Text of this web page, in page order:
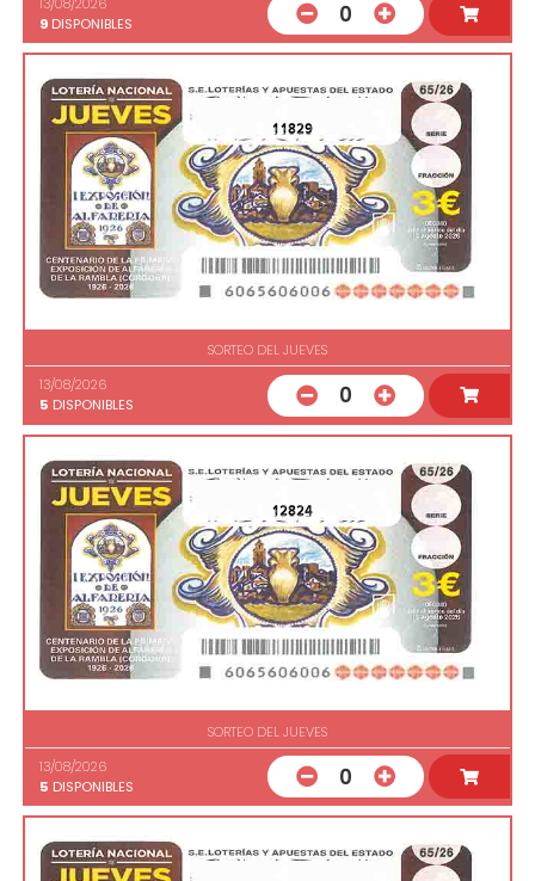
9 DISPONIBLES 0
11829
SORTEO DEL JUEVES
13/08/2026
5 DISPONIBLES 0
12824
SORTEO DEL JUEVES
13/08/2026
5 DISPONIBLES 0